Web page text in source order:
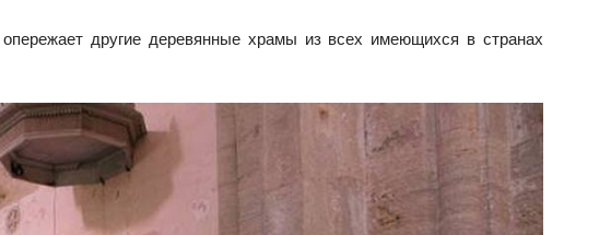
другие деревянные храмы из всех имеющихся в странах